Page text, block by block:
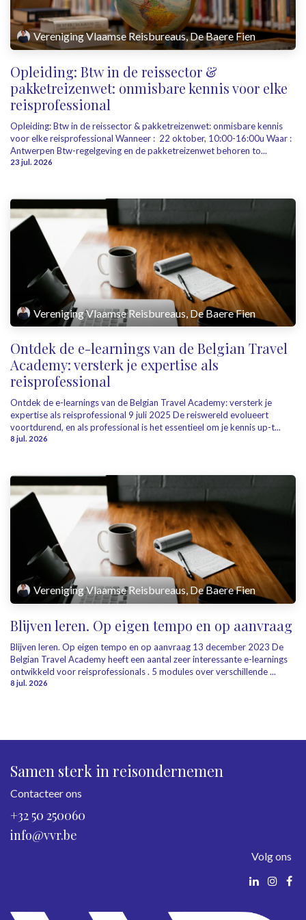
Vereniging Vlaamse Reisbureaus, De Baere Fien
Opleiding: Btw in de reissector &
pakketreizenwet: onmisbare kennis voor elke
reisprofessional
Opleiding: Btw in de reissector & pakketreizenwet: onmisbare kennis
voor elke reisprofessional Wanneer : ​ ​22 oktober, 10:00-16:00u Waar : ​​
Antwerpen Btw-regelgeving en de pakketreizenwet behoren to...
23 jul. 2026
Vereniging Vlaamse Reisbureaus, De Baere Fien
Ontdek de e-learnings van de Belgian Travel
Academy: versterk je expertise als
reisprofessional
Ontdek de e-learnings van de Belgian Travel Academy: versterk je
expertise als reisprofessional 9 juli 2025 De reiswereld evolueert
voortdurend, en als professional is het essentieel om je kennis up-t...
8 jul. 2026
Vereniging Vlaamse Reisbureaus, De Baere Fien
Blijven leren. Op eigen tempo en op aanvraag
Blijven leren. Op eigen tempo en op aanvraag 13 december 2023 De
Belgian Travel Academy heeft een aantal zeer interessante e-learnings
ontwikkeld voor reisprofessionals . 5 modules over verschillende ...
8 jul. 2026
Samen sterk in reisondernemen
Contacteer ons
+32 50 250060
info@vvr.be
Volg ons